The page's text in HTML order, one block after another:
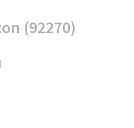
(92270)